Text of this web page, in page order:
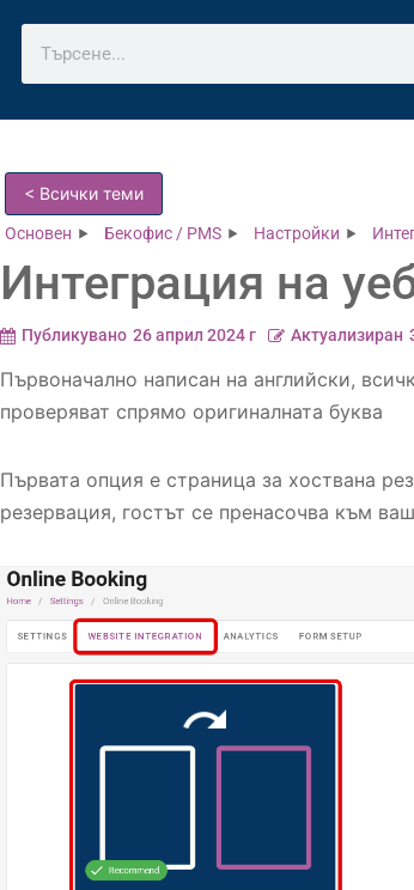
< Всички теми
Основен Бекофис / PMS Настройки
Интеграция на
Публикувано 26 април 2024 г Актуализиран
Първоначално написан на английски,
проверяват спрямо оригиналната буква
Първата опция е страница за хоствана
резервация, гостът се пренасочва към